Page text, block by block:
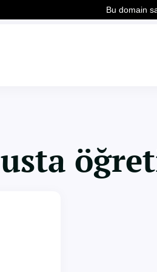
usta
Bu domain